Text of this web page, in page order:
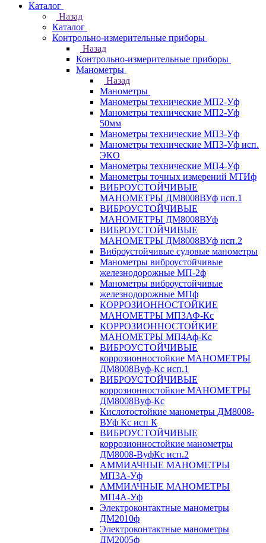
Каталог
Назад
Каталог
Контрольно-измерительные приборы
Назад
Контрольно-измерительные приборы
Манометры
Назад
Манометры
Манометры технические МП2-Уф
Манометры технические МП2-Уф
50мм
Манометры технические МП3-Уф
Манометры технические МП3-Уф исп.
ЭКО
Манометры технические МП4-Уф
Манометры точных измерений МТИф
ВИБРОУСТОЙЧИВЫЕ
МАНОМЕТРЫ ДМ8008ВУф исп.1
ВИБРОУСТОЙЧИВЫЕ
МАНОМЕТРЫ ДМ8008ВУф
ВИБРОУСТОЙЧИВЫЕ
МАНОМЕТРЫ ДМ8008ВУф исп.2
Виброустойчивые судовые манометры
Манометры виброустойчивые
железнодорожные МП-2ф
Манометры виброустойчивые
железнодорожные МПф
КОРРОЗИОННОСТОЙКИЕ
МАНОМЕТРЫ МП3АФ-Кс
КОРРОЗИОННОСТОЙКИЕ
МАНОМЕТРЫ МП4Аф-Кс
ВИБРОУСТОЙЧИВЫЕ
коррозионностойкие МАНОМЕТРЫ
ДМ8008Вуф-Кс исп.1
ВИБРОУСТОЙЧИВЫЕ
коррозионностойкие МАНОМЕТРЫ
ДМ8008Вуф-Кс
Кислотостойкие манометры ДМ8008-
ВУф Кс исп К
ВИБРОУСТОЙЧИВЫЕ
коррозионностойкие манометры
ДМ8008-ВуфКс исп.2
АММИАЧНЫЕ МАНОМЕТРЫ
МП3А-Уф
АММИАЧНЫЕ МАНОМЕТРЫ
МП4А-Уф
Электроконтактные манометры
ДМ2010ф
Электроконтактные манометры
ДМ2005ф